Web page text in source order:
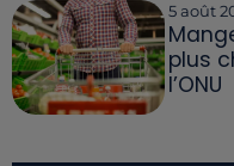
5 août
plus
l’ONU